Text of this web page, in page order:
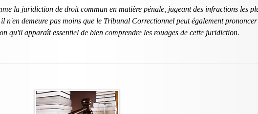
la juridiction de droit commun en matière pénale, jugeant des infractions les
n'en demeure pas moins que le Tribunal Correctionnel peut également
qu'il apparaît essentiel de bien comprendre les rouages de cette juridiction.